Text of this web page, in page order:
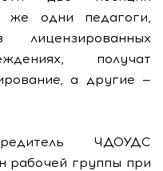
же одни педагоги,
получат
а другие —
ЧДОУДС
рабочей группы при